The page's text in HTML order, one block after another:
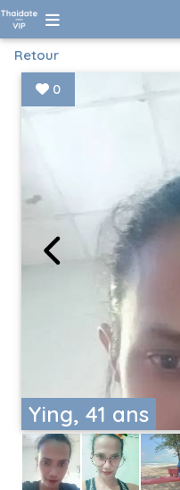
Retour
Ying, 41 ans
0